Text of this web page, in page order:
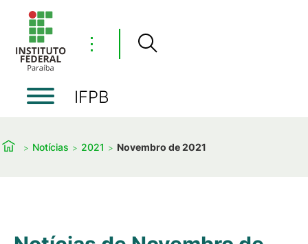
⋮
IFPB
Notícias 2021 Novembro de 2021